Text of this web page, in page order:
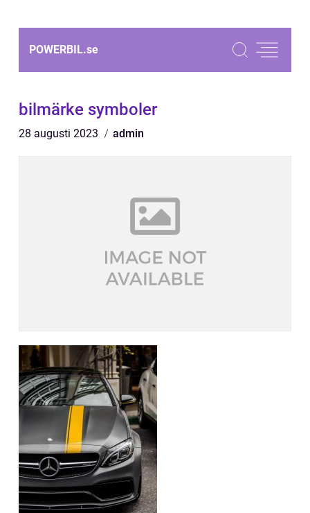
POWERBIL.se
bilmärke symboler
28 augusti 2023 admin